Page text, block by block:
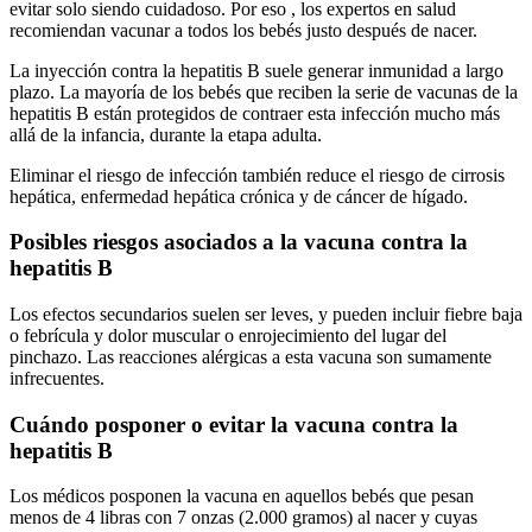
evitar solo siendo cuidadoso. Por eso , los expertos en salud
recomiendan vacunar a todos los bebés justo después de nacer.
La inyección contra la hepatitis B suele generar inmunidad a largo
plazo. La mayoría de los bebés que reciben la serie de vacunas de la
hepatitis B están protegidos de contraer esta infección mucho más
allá de la infancia, durante la etapa adulta.
Eliminar el riesgo de infección también reduce el riesgo de cirrosis
hepática, enfermedad hepática crónica y de cáncer de hígado.
Posibles riesgos asociados a la vacuna contra la
hepatitis B
Los efectos secundarios suelen ser leves, y pueden incluir fiebre baja
o febrícula y dolor muscular o enrojecimiento del lugar del
pinchazo. Las reacciones alérgicas a esta vacuna son sumamente
infrecuentes.
Cuándo posponer o evitar la vacuna contra la
hepatitis B
Los médicos posponen la vacuna en aquellos bebés que pesan
menos de 4 libras con 7 onzas (2.000 gramos) al nacer y cuyas